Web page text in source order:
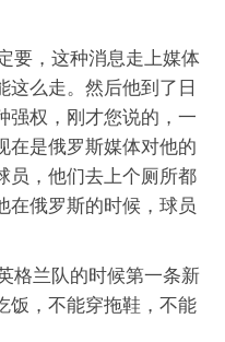
要，这种消息走上媒体
这么走。然后他到了日
强权，刚才您说的，一
在是俄罗斯媒体对他的
员，他们去上个厕所都
在俄罗斯的时候，球员
格兰队的时候第一条新
饭，不能穿拖鞋，不能